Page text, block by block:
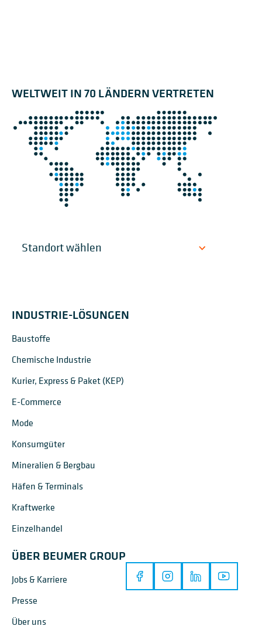
WELTWEIT IN 70 LÄNDERN VERTRETEN
INDUSTRIE-LÖSUNGEN
Baustoffe
Chemische Industrie
Kurier, Express & Paket (KEP)
E-Commerce
Mode
Konsumgüter
Mineralien & Bergbau
Häfen & Terminals
Kraftwerke
Einzelhandel
ÜBER BEUMER GROUP
Jobs & Karriere
Presse
Über uns